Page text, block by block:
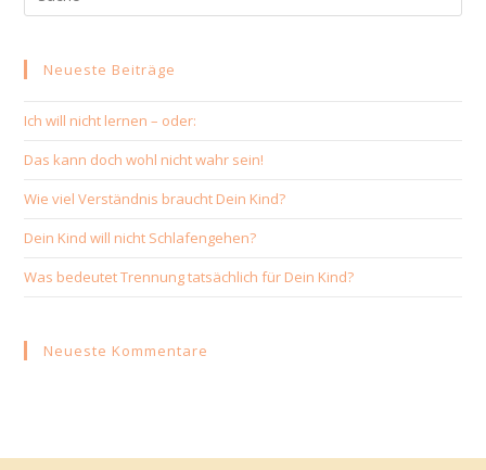
Neueste Beiträge
Ich will nicht lernen – oder:
Das kann doch wohl nicht wahr sein!
Wie viel Verständnis braucht Dein Kind?
Dein Kind will nicht Schlafengehen?
Was bedeutet Trennung tatsächlich für Dein Kind?
Neueste Kommentare